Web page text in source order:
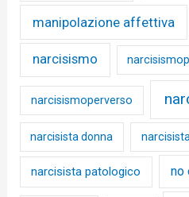
manipolazione affettiva
narcisismo
narcisismoperverso
narcisista donna
narcisista patologico no